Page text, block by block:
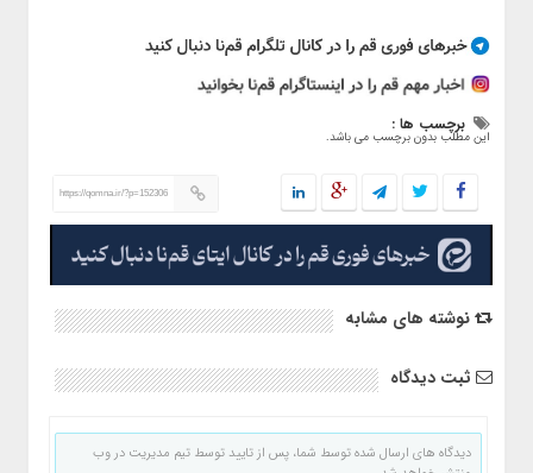
برچسب ها :
این مطلب بدون برچسب می باشد.
https://qomna.ir/?p=152306
نوشته های مشابه
ثبت دیدگاه
دیدگاه های ارسال شده توسط شما، پس از تایید توسط تیم مدیریت در وب